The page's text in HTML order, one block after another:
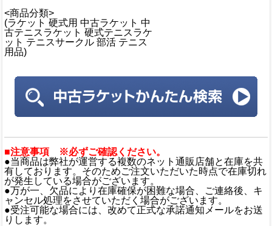
<商品分類>
(ラケット 硬式用 中古ラケット 中
古テニスラケット 硬式テニスラケ
ット テニスサークル 部活 テニス
用品)
■注意事項 ※必ずご確認ください。
●当商品は弊社が運営する複数のネット通販店舗と在庫を共
有しております。そのためご注文いただいた時点で在庫切れ
が発生している場合がございます。
●万が一、欠品により在庫確保が困難な場合、ご連絡後、キ
ャンセル処理をさせていただく場合がございます。
●受注可能な場合には、改めて正式な承諾通知メールをお送
りします。